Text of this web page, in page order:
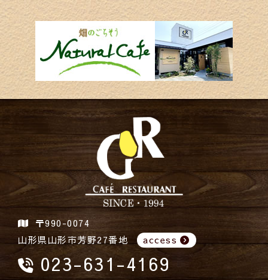
〒990-0074
山形県山形市芳野27番地
access
023-631-4169